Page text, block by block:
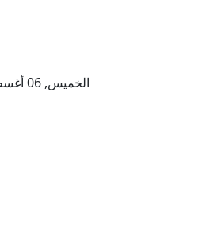
الخميس, 06 أغسطس 2026 – 23 صفر 1448 هـ